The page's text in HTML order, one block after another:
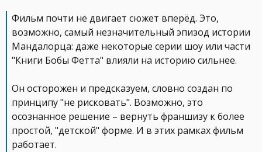
Фильм почти не двигает сюжет вперёд. Это,
возможно, самый незначительный эпизод истории
Мандалорца: даже некоторые серии шоу или части
"Книги Бобы Фетта" влияли на историю сильнее.
Он осторожен и предсказуем, словно создан по
принципу "не рисковать". Возможно, это
осознанное решение – вернуть франшизу к более
простой, "детской" форме. И в этих рамках фильм
работает.